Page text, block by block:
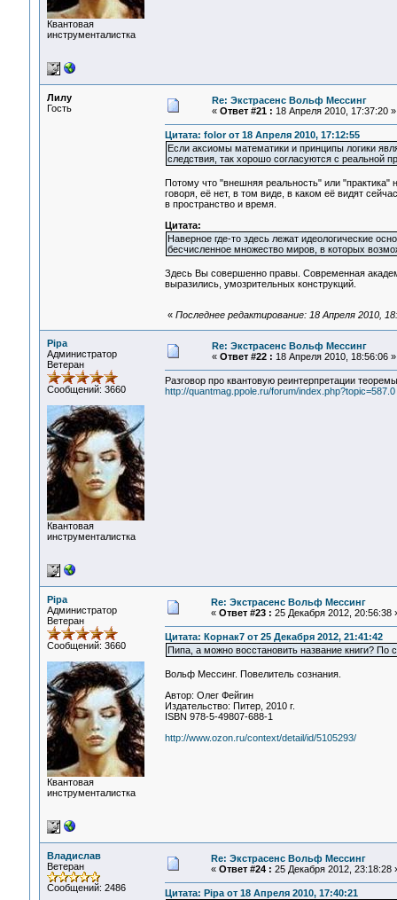
Квантовая
инструменталистка
Лилу
Гость
Re: Экстрасенс Вольф Мессинг
« Ответ #21 : 18 Апреля 2010, 17:37:20 »
Цитата: folor от 18 Апреля 2010, 17:12:55
Если аксиомы математики и принципы логики
следствия, так хорошо согласуются с реальной
Потому что "внешняя реальность" или "практика"
говоря, её нет, в том виде, в каком её видят
в пространство и время.
Цитата:
Наверное где-то здесь лежат идеологические
бесчисленное множество миров, в которых
Здесь Вы совершенно правы. Современная
выразились, умозрительных конструкций.
« Последнее редактирование: 18 Апреля 2010,
Pipa
Администратор
Ветеран
Сообщений: 3660
Квантовая
инструменталистка
Re: Экстрасенс Вольф Мессинг
« Ответ #22 : 18 Апреля 2010, 18:56:06 »
Разговор про квантовую реинтерпретации
http://quantmag.ppole.ru/forum/index.php?topic=587.0
Pipa
Администратор
Ветеран
Сообщений: 3660
Квантовая
инструменталистка
Re: Экстрасенс Вольф Мессинг
« Ответ #23 : 25 Декабря 2012, 20:56:38
Цитата: Корнак7 от 25 Декабря 2012, 21:41:42
Пипа, а можно восстановить название книги? По
Вольф Мессинг. Повелитель сознания.
Автор: Олег Фейгин
Издательство: Питер, 2010 г.
ISBN 978-5-49807-688-1
http://www.ozon.ru/context/detail/id/5105293/
Владислав
Ветеран
Сообщений: 2486
Re: Экстрасенс Вольф Мессинг
« Ответ #24 : 25 Декабря 2012, 23:18:28
Цитата: Pipa от 18 Апреля 2010, 17:40:21